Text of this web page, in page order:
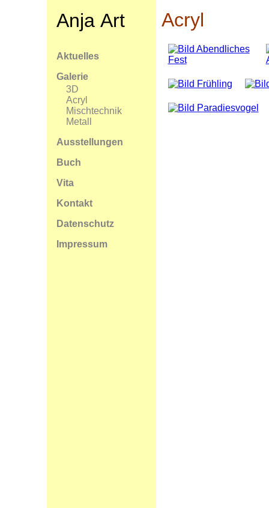
Anja Art
Aktuelles
Galerie
3D
Acryl
Mischtechnik
Metall
Ausstellungen
Buch
Vita
Kontakt
Datenschutz
Impressum
Acryl